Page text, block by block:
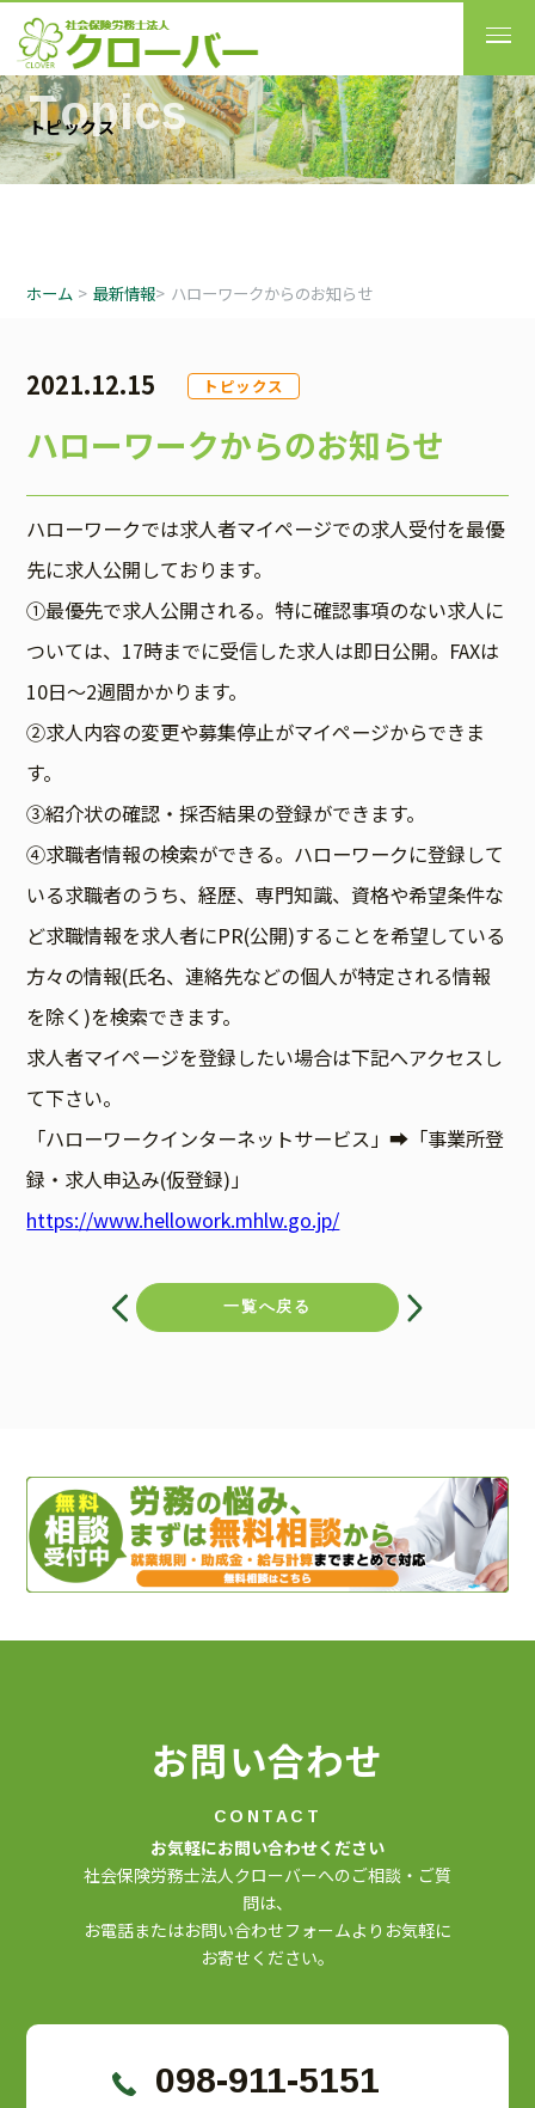
Topics
トピックス
ホーム > 最新情報> ハローワークからのお知らせ
ハローワークからのお知らせ
2021.12.15 トピックス
ハローワークでは求人者マイページでの求人受付を最優
先に求人公開しております。
①最優先で求人公開される。特に確認事項のない求人に
ついては、17時までに受信した求人は即日公開。FAXは
10日～2週間かかります。
②求人内容の変更や募集停止がマイページからできま
す。
③紹介状の確認・採否結果の登録ができます。
④求職者情報の検索ができる。ハローワークに登録して
いる求職者のうち、経歴、専門知識、資格や希望条件な
ど求職情報を求人者にPR(公開)することを希望している
方々の情報(氏名、連絡先などの個人が特定される情報
を除く)を検索できます。
求人者マイページを登録したい場合は下記へアクセスし
て下さい。
「ハローワークインターネットサービス」➡「事業所登
録・求人申込み(仮登録)」
https://www.hellowork.mhlw.go.jp/
一覧へ戻る
お問い合わせ
CONTACT
お気軽にお問い合わせください
社会保険労務士法人クローバーへのご相談・ご質
問は、
お電話またはお問い合わせフォームよりお気軽に
お寄せください。
098-911-5151